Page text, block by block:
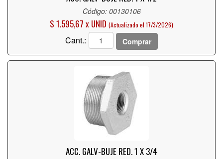
Código: 00130106
$ 1.595,67 x UNID (Actualizado el 17/3/2026)
Cant.: Comprar
ACC. GALV-BUJE RED. 1 X 3/4